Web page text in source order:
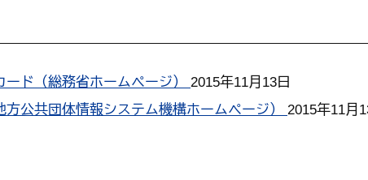
ド（総務省ホームページ） 2015年11月13日
公共団体情報システム機構ホームページ） 2015年11月